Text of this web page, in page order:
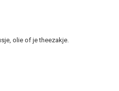
olie of je theezakje.